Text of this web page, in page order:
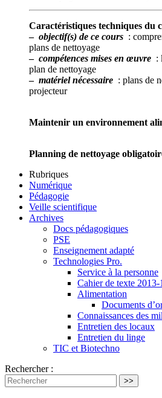
Caractéristiques techniques du
– objectif(s) de ce cours :
plans de nettoyage
– compétences mises en œuvre :
plan de nettoyage
– matériel nécessaire : plans de
projecteur
Maintenir un environnement
Planning de nettoyage
Rubriques
Numérique
Pédagogie
Veille scientifique
Archives
Docs pédagogiques
PSE
Enseignement adapté
Technologies Pro.
Service à la personne
Cahier de texte
Alimentation
Documents
Connaissances des
Entretien des locaux
Entretien du linge
TIC et Biotechno
Rechercher :
>>